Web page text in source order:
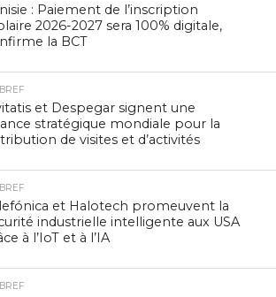
: Paiement de l’inscription
2026-2027 sera 100% digitale,
la BCT
et Despegar signent une
stratégique mondiale pour la
de visites et d’activités
et Halotech promeuvent la
industrielle intelligente aux USA
à l’IoT et à l’IA